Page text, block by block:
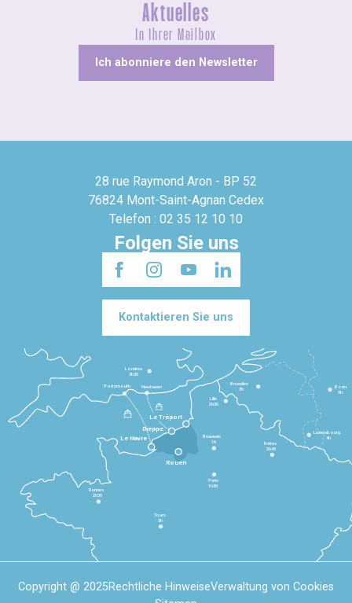
Aktuelles
In Ihrer Mailbox
Ich abonniere den Newsletter
28 rue Raymond Aron - BP 52
76824 Mont-Saint-Agnan Cedex
Telefon : 02 35 12 10 10
Folgen Sie uns
Kontaktieren Sie uns
Le Havre
Dieppe
Le Tréport
Rennes
2h30
Tours
3h
Paris
1h30
Beauvais
1h
Reims
2h45
Lille
2h30
Bruxelles
3h
Londres
3h30
Newhaven
Portsmouth
Bonn
5h
Luxembourg
4h
Rouen
Copyright @ 2025Rechtliche HinweiseVerwaltung von Cookies